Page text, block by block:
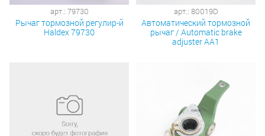
арт.: 79730
Рычаг тормозной регулир-й
Haldex 79730
арт.: 80019D
Автоматический тормозной
рычаг / Automatic brake
adjuster AA1